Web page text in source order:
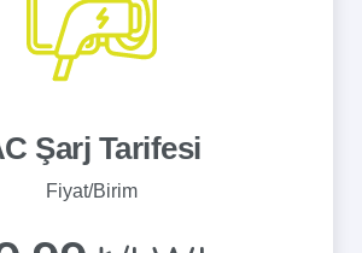
Şarj Tarifesi
Fiyat/Birim